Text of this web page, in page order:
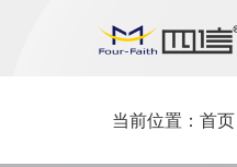
当前位置： 首页